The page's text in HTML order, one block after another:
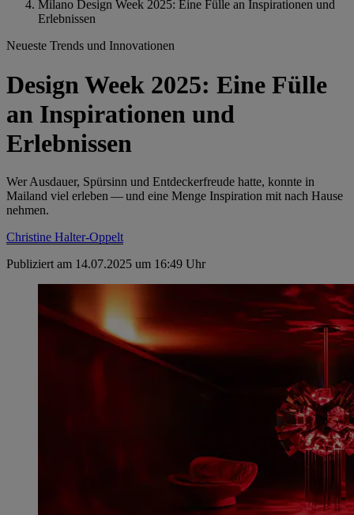
Milano Design Week 2025: Eine Fülle an Inspirationen und
Erlebnissen
Neueste Trends und Innovationen
Design Week 2025: Eine Fülle
an Inspirationen und
Erlebnissen
Wer Ausdauer, Spürsinn und Entdeckerfreude hatte, konnte in
Mailand viel erleben — und eine Menge Inspiration mit nach Hause
nehmen.
Christine Halter-Oppelt
Publiziert am 14.07.2025 um 16:49 Uhr